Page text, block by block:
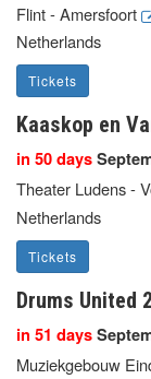
Flint - Amersfoort
Netherlands
Tickets
Kaaskop en
in 50 days
Theater Ludens -
Netherlands
Tickets
Drums United
in 51 days
Muziekgebouw